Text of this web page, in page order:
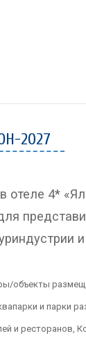
2027
отеле 4*
объекты
и парки
и ресторанов,